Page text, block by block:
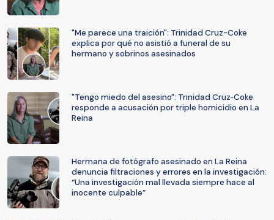
"Me parece una traición": Trinidad Cruz-Coke
explica por qué no asistió a funeral de su
hermano y sobrinos asesinados
"Tengo miedo del asesino": Trinidad Cruz‑Coke
responde a acusación por triple homicidio en La
Reina
Hermana de fotógrafo asesinado en La Reina
denuncia filtraciones y errores en la investigación:
“Una investigación mal llevada siempre hace al
inocente culpable”